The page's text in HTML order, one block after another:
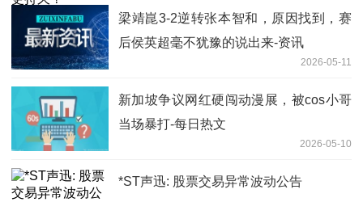
梁靖崑3-2逆转张本智和，原因找到，赛
后侯英超毫不犹豫的说出来-资讯
2026-05-11
新加坡争议网红硬闯动漫展，被cos小哥
当场暴打-每日热文
2026-05-10
*ST声迅: 股票交易异常波动公告